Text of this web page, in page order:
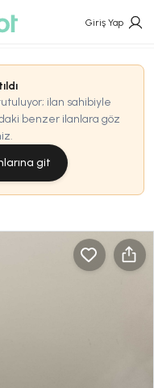
Giriş Yap
ilan sahibiyle
benzer ilanlara göz
git